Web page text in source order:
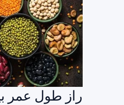
راز طول عمر